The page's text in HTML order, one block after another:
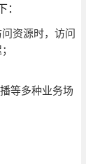
资源时，访问
等多种业务场